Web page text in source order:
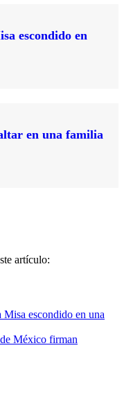
escondido en
en una familia
artículo:
Misa escondido en una
México firman